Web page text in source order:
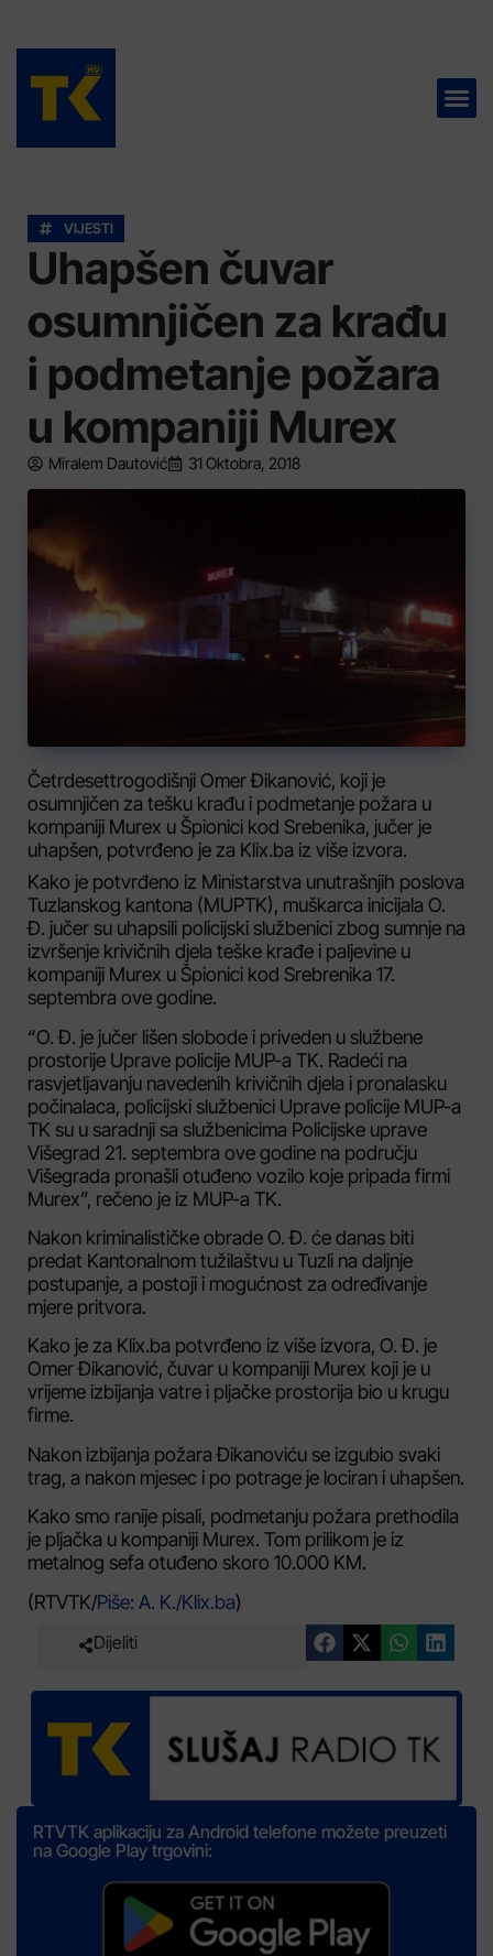
VIJESTI
Uhapšen čuvar
osumnjičen za krađu
i podmetanje požara
u kompaniji Murex
Miralem Dautović 31 Oktobra, 2018
Četrdesettrogodišnji Omer Đikanović, koji je
osumnjičen za tešku krađu i podmetanje požara u
kompaniji Murex u Špionici kod Srebenika, jučer je
uhapšen, potvrđeno je za Klix.ba iz više izvora.
Kako je potvrđeno iz Ministarstva unutrašnjih poslova
Tuzlanskog kantona (MUPTK), muškarca inicijala O.
Đ. jučer su uhapsili policijski službenici zbog sumnje na
izvršenje krivičnih djela teške krađe i paljevine u
kompaniji Murex u Špionici kod Srebrenika 17.
septembra ove godine.
“O. Đ. je jučer lišen slobode i priveden u službene
prostorije Uprave policije MUP-a TK. Radeći na
rasvjetljavanju navedenih krivičnih djela i pronalasku
počinalaca, policijski službenici Uprave policije MUP-a
TK su u saradnji sa službenicima Policijske uprave
Višegrad 21. septembra ove godine na području
Višegrada pronašli otuđeno vozilo koje pripada firmi
Murex”, rečeno je iz MUP-a TK.
Nakon kriminalističke obrade O. Đ. će danas biti
predat Kantonalnom tužilaštvu u Tuzli na daljnje
postupanje, a postoji i mogućnost za određivanje
mjere pritvora.
Kako je za Klix.ba potvrđeno iz više izvora, O. Đ. je
Omer Đikanović, čuvar u kompaniji Murex koji je u
vrijeme izbijanja vatre i pljačke prostorija bio u krugu
firme.
Nakon izbijanja požara Đikanoviću se izgubio svaki
trag, a nakon mjesec i po potrage je lociran i uhapšen.
Kako smo ranije pisali, podmetanju požara prethodila
je pljačka u kompaniji Murex. Tom prilikom je iz
metalnog sefa otuđeno skoro 10.000 KM.
(RTVTK/Piše: A. K./Klix.ba)
Dijeliti
RTVTK aplikaciju za Android telefone možete preuzeti
na Google Play trgovini: